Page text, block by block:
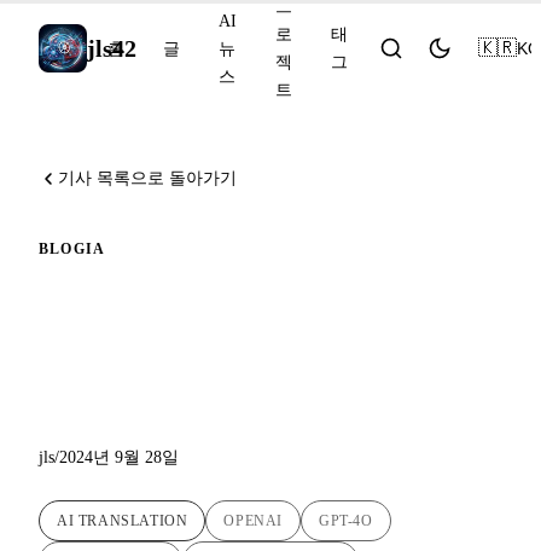
jls42
홈 글
AI
뉴
스
프
로
젝
트
태
그
🇰🇷KO
기사 목록으로 돌아가기
BLOGIA
jls/2024년 9월 28일
AI TRANSLATION OPENAI GPT-4O